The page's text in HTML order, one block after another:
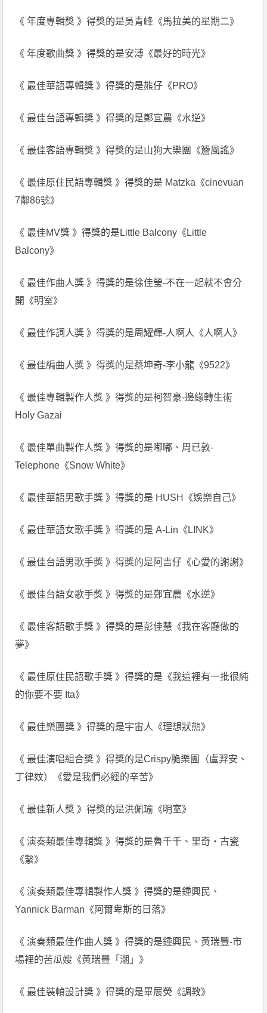
《 年度專輯獎 》得獎的是吳青峰《馬拉美的星期二》
《 年度歌曲獎 》得獎的是安溥《最好的時光》
《 最佳華語專輯獎 》得獎的是熊仔《PRO》
《 最佳台語專輯獎 》得獎的是鄭宜農《水逆》
《 最佳客語專輯獎 》得獎的是山狗大樂團《簷風謠》
《 最佳原住民語專輯獎 》得獎的是 Matzka《cinevuan
7鄰86號》
《 最佳MV獎 》得獎的是Little Balcony《Little
Balcony》
《 最佳作曲人獎 》得獎的是徐佳瑩-不在一起就不會分
開《明室》
《 最佳作詞人獎 》得獎的是周耀輝-人啊人《人啊人》
《 最佳編曲人獎 》得獎的是蔡坤奇-李小龍《9522》
《 最佳專輯製作人獎 》得獎的是柯智豪-邊緣轉生術
Holy Gazai
《 最佳單曲製作人獎 》得獎的是嘟嘟、周已敦-
Telephone《Snow White》
《 最佳華語男歌手獎 》得獎的是 HUSH《娛樂自己》
《 最佳華語女歌手獎 》得獎的是 A-Lin《LINK》
《 最佳台語男歌手獎 》得獎的是阿吉仔《心愛的謝謝》
《 最佳台語女歌手獎 》得獎的是鄭宜農《水逆》
《 最佳客語歌手獎 》得獎的是彭佳慧《我在客廳做的
夢》
《 最佳原住民語歌手獎 》得獎的是《我這裡有一批很純
的你要不要 Ita》
《 最佳樂團獎 》得獎的是宇宙人《理想狀態》
《 最佳演唱組合獎 》得獎的是Crispy脆樂團（盧羿安、
丁律妏）《愛是我們必經的辛苦》
《 最佳新人獎 》得獎的是洪佩瑜《明室》
《 演奏類最佳專輯獎 》得獎的是魯千千、里奇・古瓷
《繫》
《 演奏類最佳專輯製作人獎 》得獎的是鍾興民、
Yannick Barman《阿爾卑斯的日落》
《 演奏類最佳作曲人獎 》得獎的是鍾興民、黃瑞豐-市
場裡的苦瓜嫂《黃瑞豐「潮」》
《 最佳裝幀設計獎 》得獎的是畢展熒《調教》